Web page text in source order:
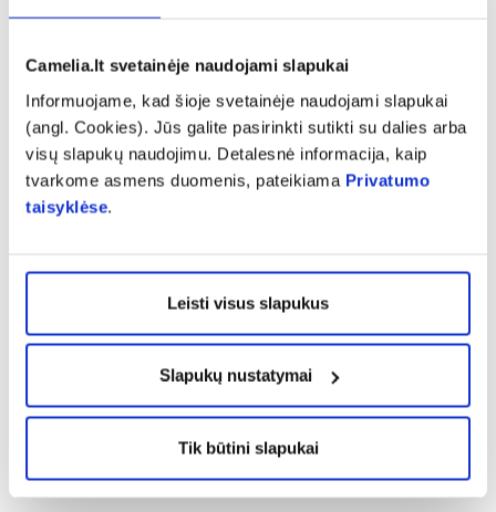
Camelia.lt svetainėje naudojami slapukai
Informuojame, kad šioje svetainėje naudojami slapukai
(angl. Cookies). Jūs galite pasirinkti sutikti su dalies arba
visų slapukų naudojimu. Detalesnė informacija, kaip
tvarkome asmens duomenis, pateikiama Privatumo
taisyklėse.
Leisti visus slapukus
Slapukų nustatymai
Tik būtini slapukai
Atsiliepimą gali palikti tik prekę įsigiję klientai
Vilma